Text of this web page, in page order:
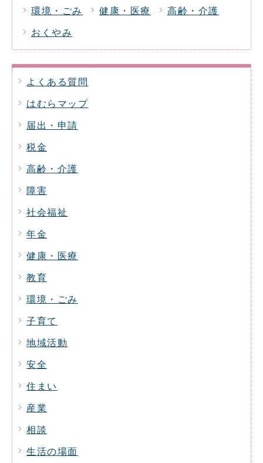
環境・ごみ 健康・医療 高齢・介護
おくやみ
よくある質問
はむらマップ
届出・申請
税金
高齢・介護
障害
社会福祉
年金
健康・医療
教育
環境・ごみ
子育て
地域活動
安全
住まい
産業
相談
生活の場面